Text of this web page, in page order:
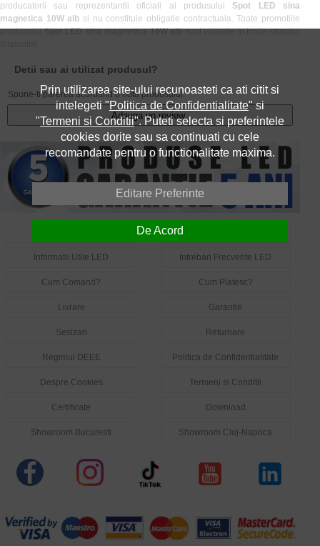
producatorii sau reprezentantii oficiali ai produsului Spot LED sina
magnetica 10W alb si nu constituie obligatie contractuala. Toate promotiile
produsuluiSpot LED sina magnetica 10W albsunt valabile in limita stocului
Detii sau ai utilizat produsul?
Spune-ti parerea acordand o nota produsului:
Adauga un review
Informatii Utile LED Intrebari Frecvente LED
Cum Comand? Cum Platesc?
Livrare Garantie
Sesizari Returnare
Regimul DEEE Politica de Confidentialitate
Despre Cookies Termeni si Conditii
Certificate Download
Showroom Bucuresti Showroom Cluj-Napoca
Prin utilizarea site-ului recunoasteti ca ati citit si
intelegeti "Politica de Confidentialitate" si
"Termeni si Conditii". Puteti selecta si preferintele
cookies dorite sau sa continuati cu cele
recomandate pentru o functionalitate maxima.
Editare Preferinte
De Acord